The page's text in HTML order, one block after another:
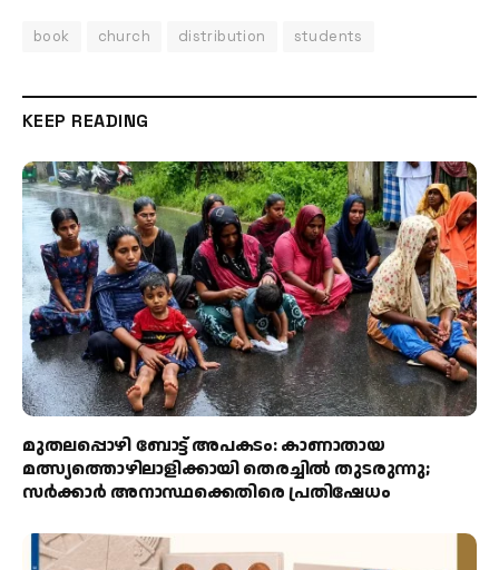
book church distribution students
KEEP READING
മുതലപ്പൊഴി ബോട്ട് അപകടം: കാണാതായ
മത്സ്യത്തൊഴിലാളിക്കായി തെരച്ചിൽ തുടരുന്നു;
സർക്കാർ അനാസ്ഥക്കെതിരെ പ്രതിഷേധം